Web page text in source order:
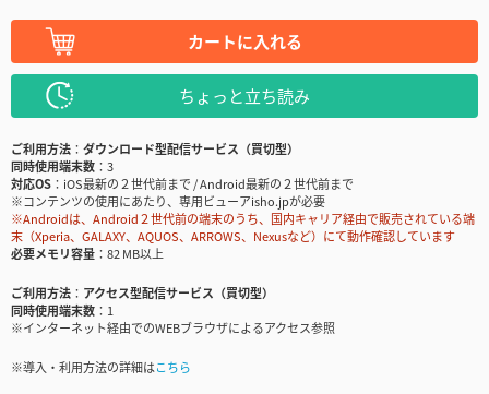
カートに入れる
ちょっと立ち読み
ご利用方法
ダウンロード型配信サービス（買切型）
同時使用端末数
3
対応OS
iOS最新の２世代前まで / Android最新の２世代前まで
※コンテンツの使用にあたり、専用ビューアisho.jpが必要
※Androidは、Android２世代前の端末のうち、国内キャリア経由で販売されている端
末（Xperia、GALAXY、AQUOS、ARROWS、Nexusなど）にて動作確認しています
必要メモリ容量
82 MB以上
ご利用方法
アクセス型配信サービス（買切型）
同時使用端末数
1
※インターネット経由でのWEBブラウザによるアクセス参照
※導入・利用方法の詳細はこちら